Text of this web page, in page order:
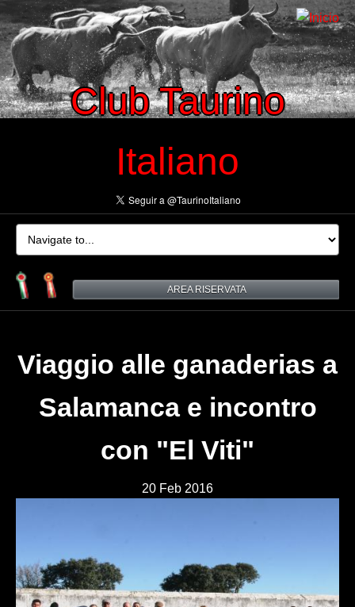
Club Taurino
Italiano
AREA RISERVATA
Viaggio alle ganaderias a
Salamanca e incontro
con "El Viti"
20 Feb 2016